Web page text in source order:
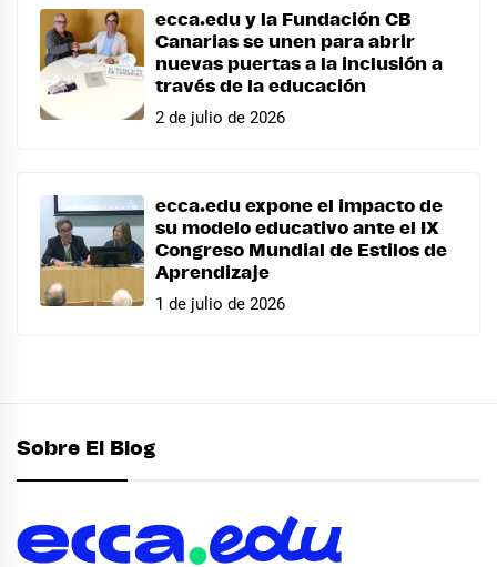
ecca.edu y la Fundación CB
Canarias se unen para abrir
nuevas puertas a la inclusión a
través de la educación
2 de julio de 2026
ecca.edu expone el impacto de
su modelo educativo ante el IX
Congreso Mundial de Estilos de
Aprendizaje
1 de julio de 2026
Sobre El Blog